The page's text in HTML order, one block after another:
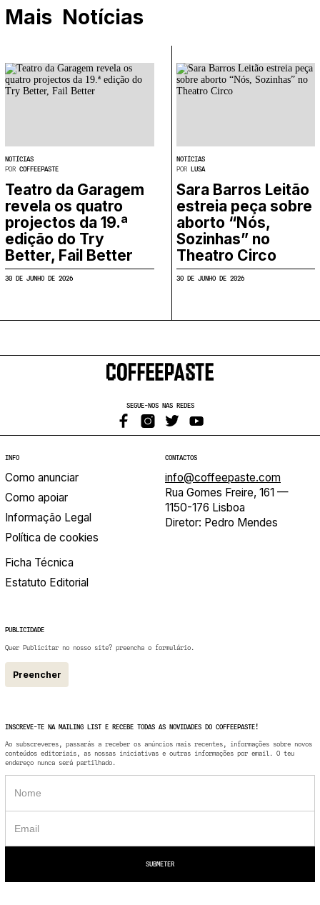
Mais Notícias
NOTÍCIAS
POR COFFEEPASTE
Teatro da Garagem
revela os quatro
projectos da 19.ª
edição do Try
Better, Fail Better
30 DE JUNHO DE 2026
NOTÍCIAS
POR LUSA
Sara Barros Leitão
estreia peça sobre
aborto “Nós,
Sozinhas” no
Theatro Circo
30 DE JUNHO DE 2026
SEGUE-NOS NAS REDES
INFO
Como anunciar
Como apoiar
Informação Legal
Política de cookies
Ficha Técnica
Estatuto Editorial
CONTACTOS
info@coffeepaste.com
Rua Gomes Freire, 161 —
1150-176 Lisboa
Diretor: Pedro Mendes
PUBLICIDADE
Quer Publicitar no nosso site? preencha o formulário.
Preencher
INSCREVE-TE NA MAILING LIST E RECEBE TODAS AS NOVIDADES DO COFFEEPASTE!
Ao subscreveres, passarás a receber os anúncios mais recentes, informações sobre novos
conteúdos editoriais, as nossas iniciativas e outras informações por email. O teu
endereço nunca será partilhado.